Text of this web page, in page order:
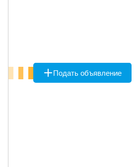
Подать объявление